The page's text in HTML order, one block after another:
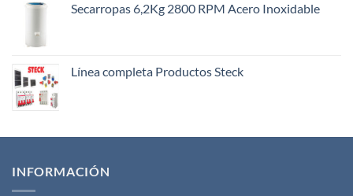
Secarropas 6,2Kg 2800 RPM Acero Inoxidable
Línea completa Productos Steck
INFORMACIÓN